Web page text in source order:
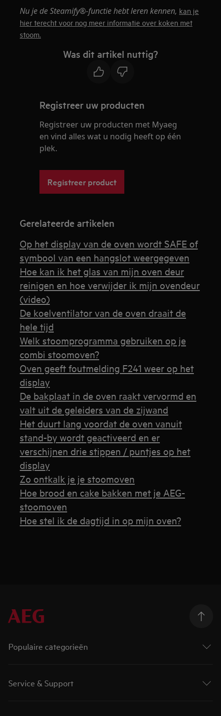
Nu je de Steamify®-functie hebt leren kennen, kan je
hier terecht voor nog meer informatie over koken met
stoom.
Was dit artikel nuttig?
Registreer uw producten
Registreer uw producten met Myaeg
en vind alles wat u nodig heeft op één
plek.
Registreer product
Gerelateerde artikelen
Op het display van de oven wordt SAFE of
symbool van een hangslot weergegeven
Hoe kan ik het glas van mijn oven deur
reinigen en hoe verwijder ik mijn ovendeur
(video)
De koelventilator van de oven draait de
hele tijd
Welk stoomprogramma gebruiken op je
combi stoomoven?
Oven geeft foutmelding F241 weer op het
display
De bakplaat in de oven raakt vervormd en
valt uit de geleiders van de zijwand
Het duurt lang voordat de oven vanuit
stand-by wordt geactiveerd en er
verschijnen drie stippen / puntjes op het
display
Zo ontkalk je je stoomoven
Hoe brood en cake bakken met je AEG-
stoomoven
Hoe stel ik de dagtijd in op mijn oven?
Populaire categorieën
Service & Support